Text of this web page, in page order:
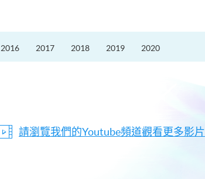
2016 2017 2018 2019 2020
請瀏覽我們的Youtube頻道觀看更多影片